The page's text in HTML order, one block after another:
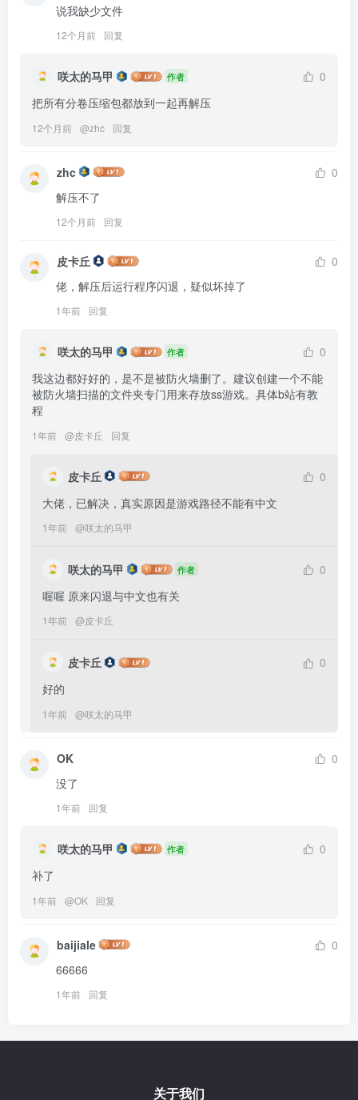
说我缺少文件
12个月前 回复
咲太的马甲 作者
0
把所有分卷压缩包都放到一起再解压
12个月前 @zhc 回复
zhc
0
解压不了
12个月前 回复
皮卡丘
0
佬，解压后运行程序闪退，疑似坏掉了
1年前 回复
咲太的马甲 作者
0
我这边都好好的，是不是被防火墙删了。建议创建一个不能
被防火墙扫描的文件夹专门用来存放ss游戏。具体b站有教
程
1年前 @皮卡丘 回复
皮卡丘
0
1年前 @咲太的马甲
咲太的马甲 作者
0
喔喔 原来闪退与中文也有关
1年前 @皮卡丘
皮卡丘
0
1年前 @咲太的马甲
OK
0
没了
1年前 回复
咲太的马甲 作者
0
补了
1年前 @OK 回复
baijiale
0
66666
1年前 回复
关于我们